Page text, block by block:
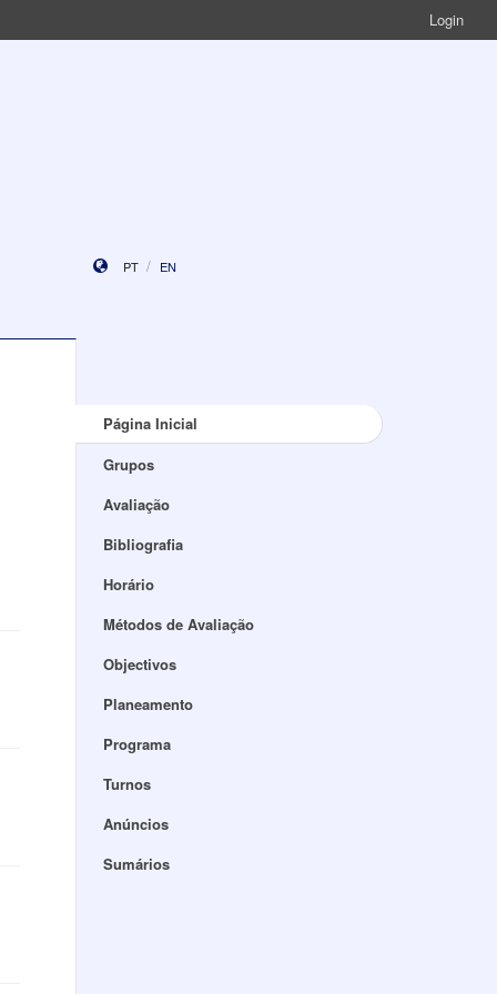
Login
PT EN
Página Inicial
Grupos
Avaliação
Bibliografia
Horário
Métodos de Avaliação
Objectivos
Planeamento
Programa
Turnos
Anúncios
Sumários